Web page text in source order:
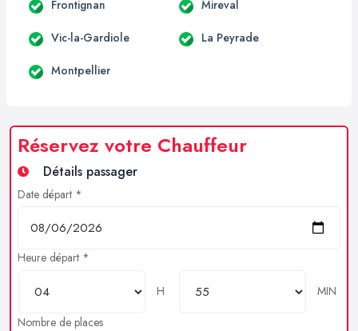
Frontignan Mireval
Vic-la-Gardiole La Peyrade
Montpellier
Réservez votre Chauffeur
Détails passager
Date départ *
Heure départ *
H
MIN
Nombre de places